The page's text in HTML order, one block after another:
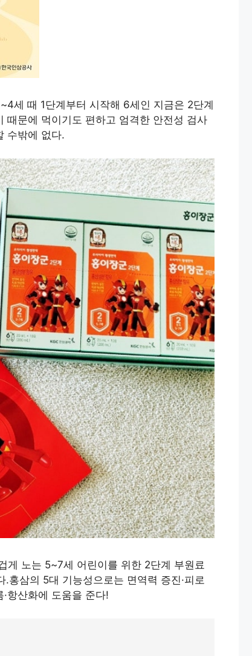
세 때 1단계부터 시작해 6세인 지금은 2단계
때문에 먹이기도 편하고 엄격한 안전성 검사
수밖에 없다.
게 노는 5~7세 어린이를 위한 2단계 부원료
홍삼의 5대 기능성으로는 면역력 증진·피로
항산화에 도움을 준다!